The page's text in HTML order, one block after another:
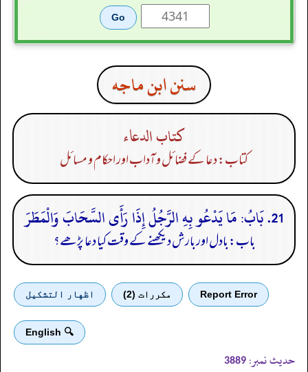
سنن ابن ماجه
كتاب الدعاء
کتاب: دعا کے فضائل و آداب اور احکام و مسائل
21. بَابُ: مَا يَدْعُو بِهِ الرَّجُلُ إِذَا رَأَى السَّحَابَ وَالْمَطَرَ
باب: بادل اور بارش دیکھنے کے وقت کیا دعا پڑھے؟
Report Error مكررات (2) اظهار التشكيل
🔍 English
حدیث نمبر: 3889